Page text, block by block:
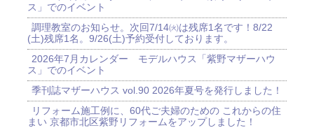
ス」でのイベント
調理教室のお知らせ。次回7/14㈫は残席1名です！8/22
(土)残席1名。9/26(土)予約受付しております。
2026年7月カレンダー モデルハウス「紫野マザーハウ
ス」でのイベント
季刊誌マザーハウス vol.90 2026年夏号を発行しました！
リフォーム施工例に、60代ご夫婦のための これからの住
まい 京都市北区紫野リフォームをアップしました！